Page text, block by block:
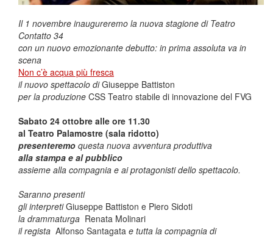
Il 1 novembre inaugureremo la nuova stagione di Teatro
Contatto 34
con un nuovo emozionante debutto: in prima assoluta va in
scena
Non c’è acqua più fresca
il nuovo spettacolo diGiuseppe Battiston
per la produzione CSS Teatro stabile di innovazione del FVG
Sabato 24 ottobre alle ore 11.30
al Teatro Palamostre (sala ridotto)
presenteremo questa nuova avventura produttiva
alla stampa e al pubblico
assieme alla compagnia e ai protagonisti dello spettacolo.
Saranno presenti
gli interpretiGiuseppe Battiston e Piero Sidoti
la drammaturga Renata Molinari
il regista Alfonso Santagata e tutta la compagnia di